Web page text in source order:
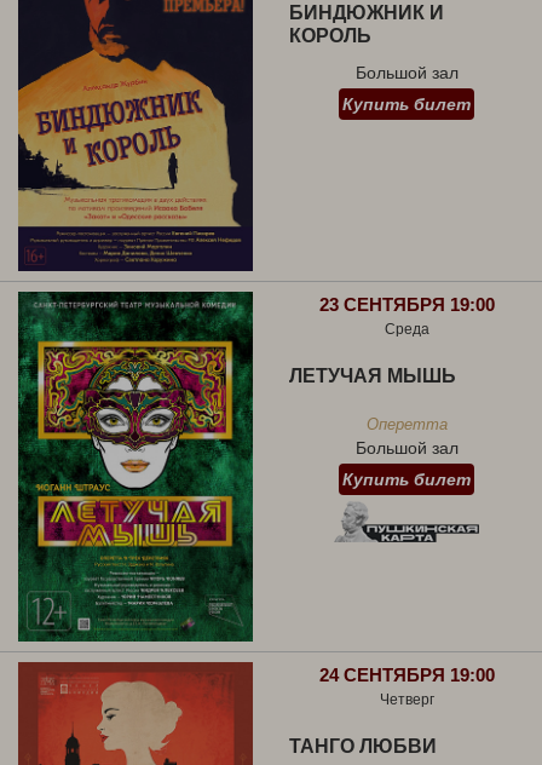
БИНДЮЖНИК И
КОРОЛЬ
Большой зал
Купить билет
23 СЕНТЯБРЯ 19:00
Среда
ЛЕТУЧАЯ МЫШЬ
Оперетта
Большой зал
Купить билет
24 СЕНТЯБРЯ 19:00
Четверг
ТАНГО ЛЮБВИ